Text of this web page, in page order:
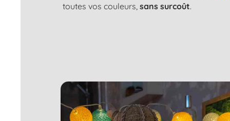
toutes vos couleurs, sans surcoût.